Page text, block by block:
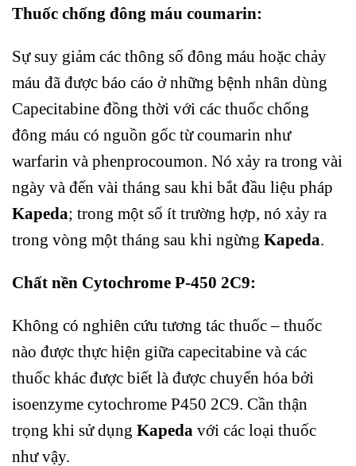
Thuốc chống đông máu coumarin:
Sự suy giảm các thông số đông máu hoặc chảy
máu đã được báo cáo ở những bệnh nhân dùng
Capecitabine đồng thời với các thuốc chống
đông máu có nguồn gốc từ coumarin như
warfarin và phenprocoumon. Nó xảy ra trong vài
ngày và đến vài tháng sau khi bắt đầu liệu pháp
Kapeda; trong một số ít trường hợp, nó xảy ra
trong vòng một tháng sau khi ngừng Kapeda.
Chất nền Cytochrome P-450 2C9:
Không có nghiên cứu tương tác thuốc – thuốc
nào được thực hiện giữa capecitabine và các
thuốc khác được biết là được chuyển hóa bởi
isoenzyme cytochrome P450 2C9. Cần thận
trọng khi sử dụng Kapeda với các loại thuốc
như vậy.